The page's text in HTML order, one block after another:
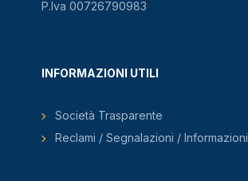
P.Iva 00726790983
INFORMAZIONI UTILI
Società Trasparente
Reclami / Segnalazioni / Informazioni